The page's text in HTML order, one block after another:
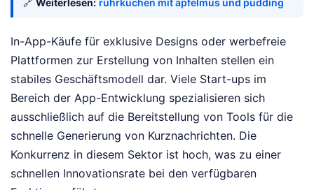
In-App-Käufe für exklusive Designs oder werbefreie
Plattformen zur Erstellung von Inhalten stellen ein
stabiles Geschäftsmodell dar. Viele Start-ups im
Bereich der App-Entwicklung spezialisieren sich
ausschließlich auf die Bereitstellung von Tools für die
schnelle Generierung von Kurznachrichten. Die
Konkurrenz in diesem Sektor ist hoch, was zu einer
schnellen Innovationsrate bei den verfügbaren